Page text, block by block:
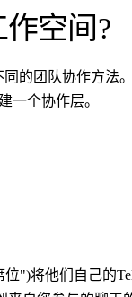
作空间?
同的团队协作方
一个协作层。
")将他们自己的